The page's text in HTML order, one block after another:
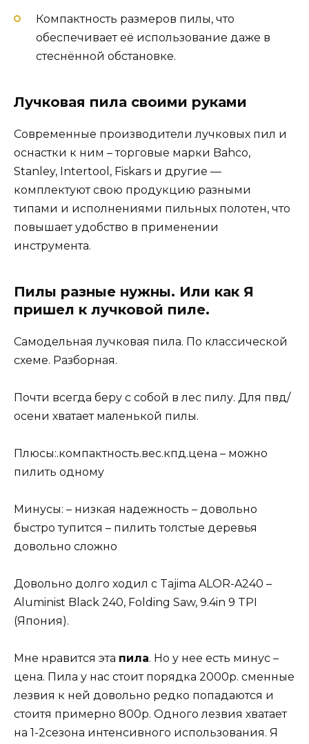
Компактность размеров пилы, что
обеспечивает её использование даже в
стеснённой обстановке.
Лучковая пила своими руками
Современные производители лучковых пил и
оснастки к ним – торговые марки Bahco,
Stanley, Intertool, Fiskars и другие —
комплектуют свою продукцию разными
типами и исполнениями пильных полотен, что
повышает удобство в применении
инструмента.
Пилы разные нужны. Или как Я
пришел к лучковой пиле.
Самодельная лучковая пила. По классической
схеме. Разборная.
Почти всегда беру с собой в лес пилу. Для пвд/
осени хватает маленькой пилы.
Плюсы:.компактность.вес.кпд.цена – можно
пилить одному
Минусы: – низкая надежность – довольно
быстро тупится – пилить толстые деревья
довольно сложно
Довольно долго ходил с Tajima ALOR-A240 –
Aluminist Black 240, Folding Saw, 9.4in 9 TPI
(Япония).
Мне нравится эта пила. Но у нее есть минус –
цена. Пила у нас стоит порядка 2000р. сменные
лезвия к ней довольно редко попадаются и
стоитя примерно 800р. Одного лезвия хватает
на 1-2сезона интенсивного использования. Я